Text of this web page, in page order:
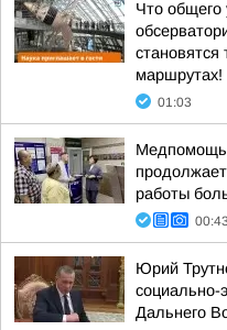
Что общего
становятся
маршрутах!
01:03
Медпомощь
работы
00:43
Юрий
социально-
Дальнего